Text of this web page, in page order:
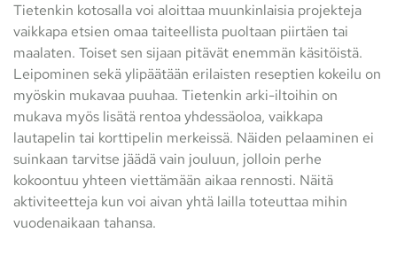
Tietenkin kotosalla voi aloittaa muunkinlaisia projekteja
vaikkapa etsien omaa taiteellista puoltaan piirtäen tai
maalaten. Toiset sen sijaan pitävät enemmän käsitöistä.
Leipominen sekä ylipäätään erilaisten reseptien kokeilu on
myöskin mukavaa puuhaa. Tietenkin arki-iltoihin on
mukava myös lisätä rentoa yhdessäoloa, vaikkapa
lautapelin tai korttipelin merkeissä. Näiden pelaaminen ei
suinkaan tarvitse jäädä vain jouluun, jolloin perhe
kokoontuu yhteen viettämään aikaa rennosti. Näitä
aktiviteetteja kun voi aivan yhtä lailla toteuttaa mihin
vuodenaikaan tahansa.